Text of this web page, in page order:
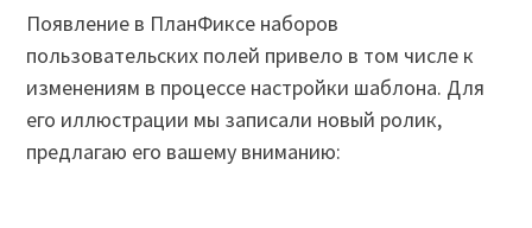
Появление в ПланФиксе наборов
пользовательских полей привело в том числе к
изменениям в процессе настройки шаблона. Для
его иллюстрации мы записали новый ролик,
предлагаю его вашему вниманию: